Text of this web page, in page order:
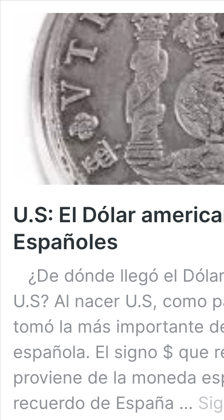
U.S: El Dólar
Españoles
¿De dónde llegó el
U.S? Al nacer U.S, como
tomó la más importante
española. El signo $ que
proviene de la moneda
recuerdo de España …